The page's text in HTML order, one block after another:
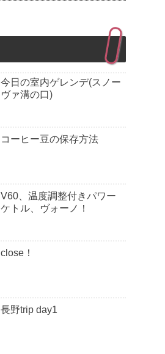
今日の室内ゲレンデ(スノー
ヴァ溝の口)
コーヒー豆の保存方法
V60、温度調整付きパワー
ケトル、ヴォーノ！
close！
長野trip day1